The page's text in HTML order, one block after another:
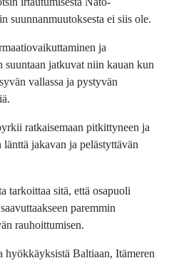
suunnanmuutoksesta ei siis ole.
ja
jatkuvat niin kauan kun
vallassa ja pystyvän
ratkaisemaan pitkittyneen ja
jakavan ja pelästyttävän
tarkoittaa sitä, että osapuoli
paremmin
rauhoittumisen.
hyökkäyksistä Baltiaan, Itämeren